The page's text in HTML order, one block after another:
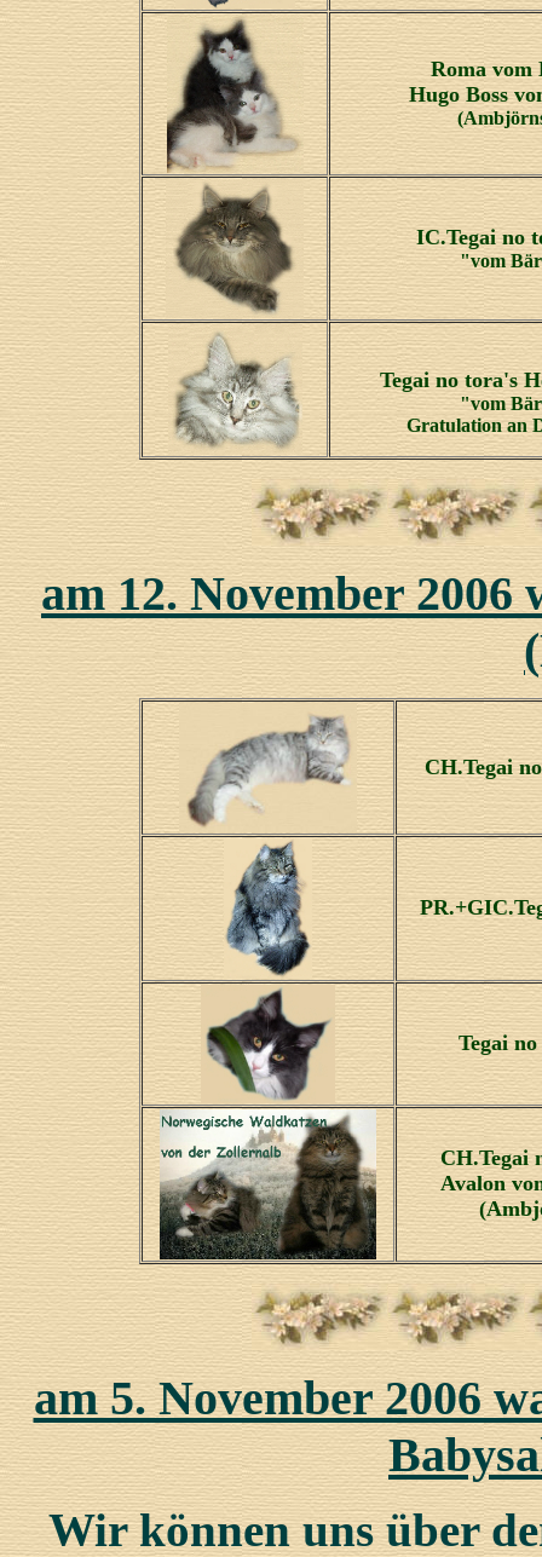
Roma vom
Hugo Boss
IC.Tegai no
"vom
Tegai no tora's
"vom
Gratulation an
am 12. November
CH.Tegai
Tegai
CH.Tegai
Avalon
am 5. November 2006
Wir können uns über